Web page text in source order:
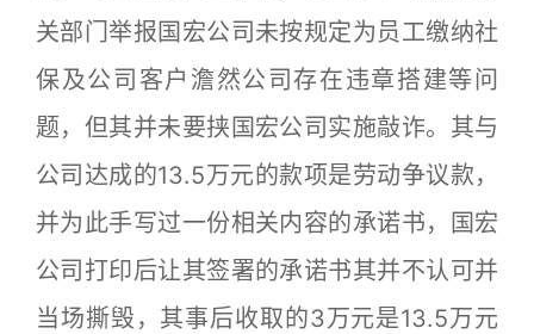
关部门举报国宏公司未按规定为员工缴纳社
保及公司客户澹然公司存在违章搭建等问
题，但其并未要挟国宏公司实施敲诈。其与
公司达成的13.5万元的款项是劳动争议款，
并为此手写过一份相关内容的承诺书，国宏
公司打印后让其签署的承诺书其并不认可并
当场撕毁，其事后收取的3万元是13.5万元